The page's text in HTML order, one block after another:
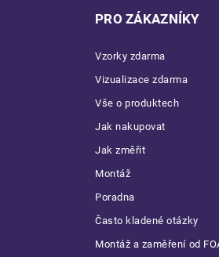
PRO ZÁKAZNÍKY
Vzorky zdarma
Vizualizace zdarma
Vše o produktech
Jak nakupovat
Jak změřit
Montáž
Poradna
Často kladené otázky
Montáž a zaměření od